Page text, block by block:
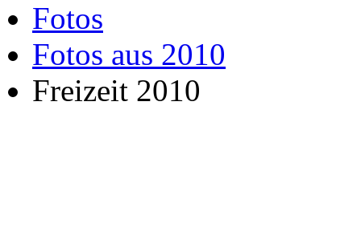
Fotos
Fotos aus 2010
Freizeit 2010